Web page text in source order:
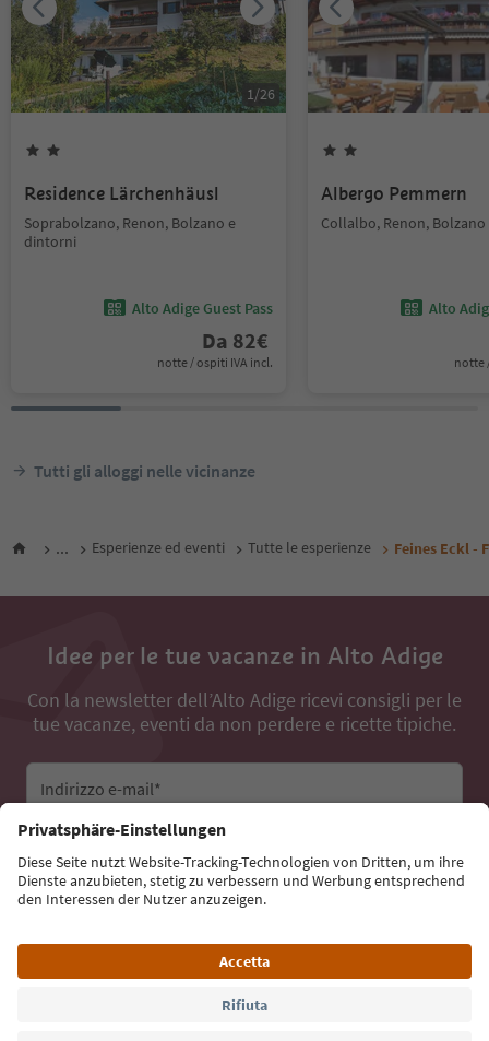
1/26
Residence Lärchenhäusl
Soprabolzano, Renon, Bolzano e
dintorni
Alto Adige Guest Pass
Da 82€
notte / ospiti IVA incl.
Albergo Pemmern
Collalbo, Renon,
Alto
notte
Tutti gli alloggi nelle vicinanze
... Esperienze ed eventi Tutte le esperienze Feines Eckl -
Idee per le tue vacanze in Alto Adige
Con la newsletter dell’Alto Adige ricevi consigli per le
tue vacanze, eventi da non perdere e ricette tipiche.
Indirizzo e-mail*
Iscriviti alla newsletter